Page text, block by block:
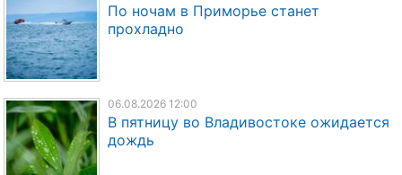
По ночам в Приморье станет
прохладно
06.08.2026 12:00
В пятницу во Владивостоке ожидается
дождь